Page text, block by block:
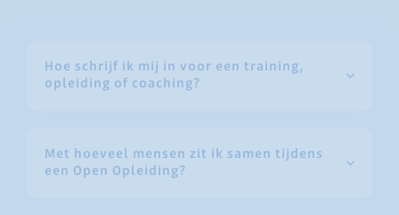
Hoe schrijf ik mij in voor een training,
opleiding of coaching?
Met hoeveel mensen zit ik samen tijdens
een Open Opleiding?